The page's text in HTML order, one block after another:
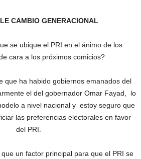
CAMBIO GENERACIONAL
se ubique el PRI en el ánimo de los
cara a los próximos comicios?
que ha habido gobiernos emanados del
el del gobernador Omar Fayad, lo
a nivel nacional y estoy seguro que
las preferencias electorales en favor
del PRI.
un factor principal para que el PRI se